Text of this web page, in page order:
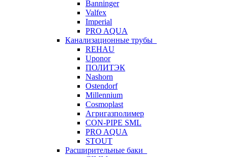
Banninger
Valfex
Imperial
PRO AQUA
Канализационные трубы
REHAU
Uponor
ПОЛИТЭК
Nashorn
Ostendorf
Millennium
Cosmoplast
Агригазполимер
CON-PIPE SML
PRO AQUA
STOUT
Расширительные баки